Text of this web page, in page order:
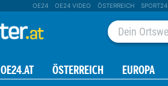
OE24 OE24 VIDEO ÖSTERREICH SPORT24
OE24.AT ÖSTERREICH EUROPA